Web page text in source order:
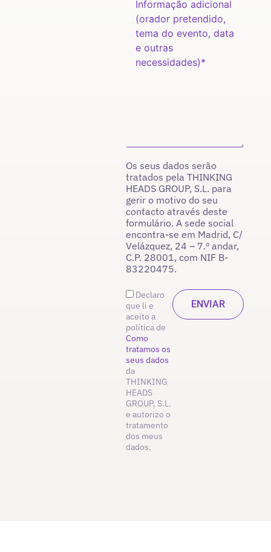
Os seus dados serão
tratados pela THINKING
HEADS GROUP, S.L. para
gerir o motivo do seu
contacto através deste
formulário. A sede social
encontra-se em Madrid, C/
Velázquez, 24 – 7.º andar,
C.P. 28001, com NIF B-
83220475.
Declaro
que li e
aceito a
política de
Como
tratamos os
seus dados
da
THINKING
HEADS
GROUP, S.L.
e autorizo o
tratamento
dos meus
dados.